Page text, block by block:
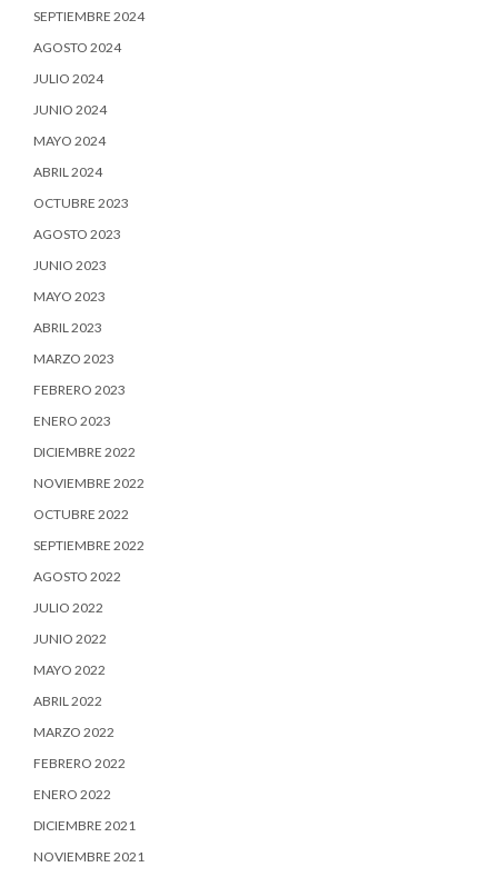
SEPTIEMBRE 2024
AGOSTO 2024
JULIO 2024
JUNIO 2024
MAYO 2024
ABRIL 2024
OCTUBRE 2023
AGOSTO 2023
JUNIO 2023
MAYO 2023
ABRIL 2023
MARZO 2023
FEBRERO 2023
ENERO 2023
DICIEMBRE 2022
NOVIEMBRE 2022
OCTUBRE 2022
SEPTIEMBRE 2022
AGOSTO 2022
JULIO 2022
JUNIO 2022
MAYO 2022
ABRIL 2022
MARZO 2022
FEBRERO 2022
ENERO 2022
DICIEMBRE 2021
NOVIEMBRE 2021